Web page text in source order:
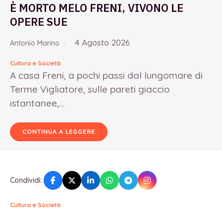
È MORTO MELO FRENI, VIVONO LE
OPERE SUE
Antonio Marino 4 Agosto 2026
Cultura e Società
A casa Freni, a pochi passi dal lungomare di
Terme Vigliatore, sulle pareti giaccio
istantanee,...
CONTINUA A LEGGERE
Condividi:
Cultura e Società